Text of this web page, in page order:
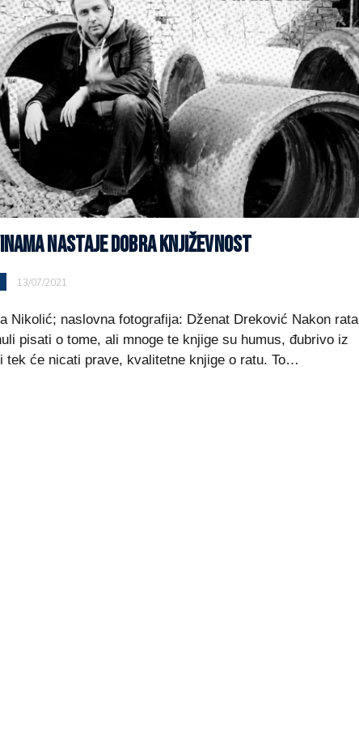
NASTAJE DOBRA KNJIŽEVNOST
13/07/2021
Nikolić; naslovna fotografija: Dženat Dreković Nakon rata
pisati o tome, ali mnoge te knjige su humus, đubrivo iz
tek će nicati prave, kvalitetne knjige o ratu. To…